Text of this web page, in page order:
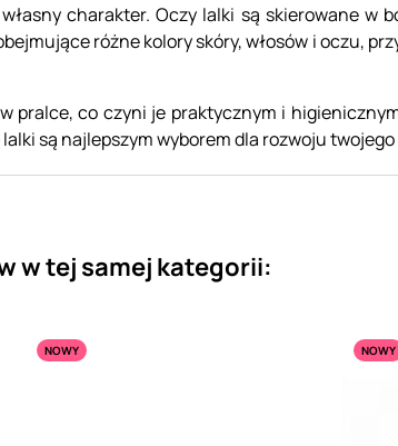
charakter. Oczy lalki są skierowane w
różne kolory skóry, włosów i oczu,
pralce, co czyni je praktycznym i
są najlepszym wyborem dla rozwoju
w tej samej kategorii:
NOWY NOWY